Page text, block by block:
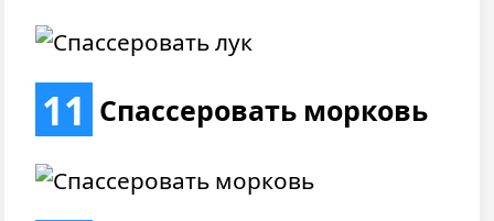
11 Спассеровать морковь